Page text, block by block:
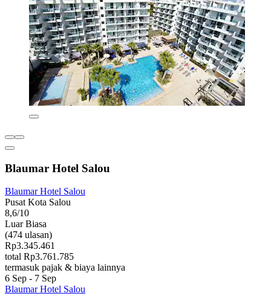
Blaumar Hotel Salou
Blaumar Hotel Salou
Pusat Kota Salou
8,6/10
Luar Biasa
(474 ulasan)
Rp3.345.461
total Rp3.761.785
termasuk pajak & biaya lainnya
6 Sep - 7 Sep
Blaumar Hotel Salou